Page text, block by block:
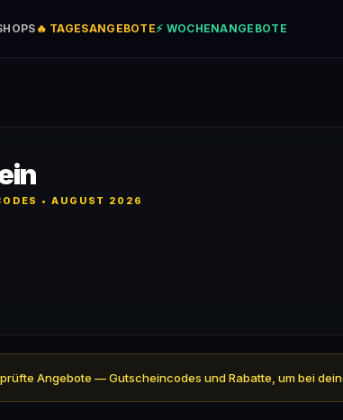
🔥 TAGESANGEBOTE⚡ WOCHENANGEBOTE
• AUGUST 2026
Angebote — Gutscheincodes und Rabatte, um bei